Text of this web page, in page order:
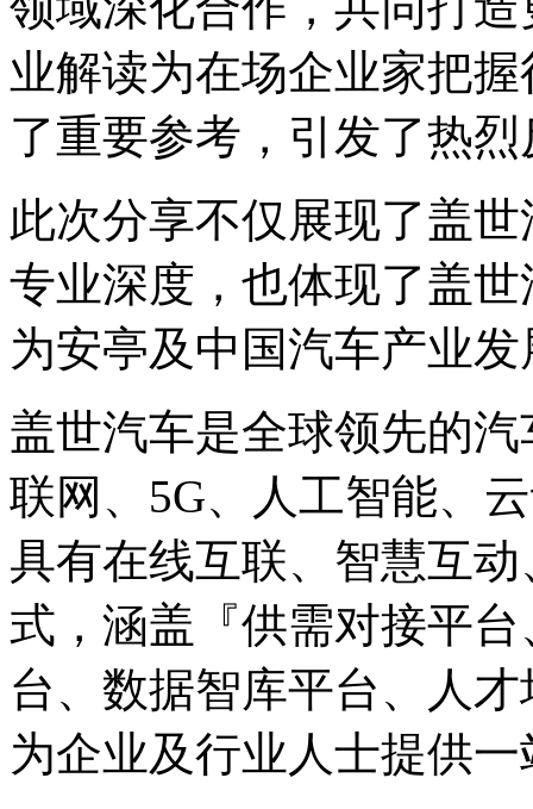
业解读为在场企业家把
了重要参考，引发了热
此次分享不仅展现了盖
专业深度，也体现了盖
为安亭及中国汽车产业
盖世汽车是全球领先的
联网、5G、人工智能、
具有在线互联、智慧互
式，涵盖『供需对接平
台、数据智库平台、人
为企业及行业人士提供